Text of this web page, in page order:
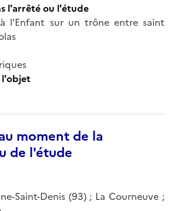
l'arrêté ou l'étude
l'Enfant sur un trône entre saint
l'objet
moment de la
de l'étude
Saint-Denis (93) ; La Courneuve ;